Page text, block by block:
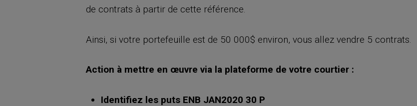
de contrats à partir de cette référence.
Ainsi, si votre portefeuille est de 50 000$ environ, vous allez vendre 5 contrats.
Action à mettre en œuvre via la plateforme de votre courtier :
Identifiez les puts ENB JAN2020 30 P